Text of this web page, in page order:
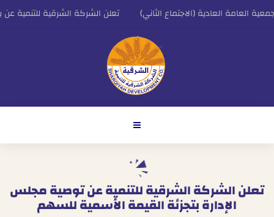
العامة العادية (الاجتماع الثاني)
تعلن الشركة الشرقية للتنمية عن
التنفيذي للشركة الشرقية للتنمية
اعلان الشركة الشرقية للتنمية عن النتائج
تعلن الشركة الشرقية للتنمية عن توصية مجلس
الإدارة بتجزئة القيمة الأسمية للسهم